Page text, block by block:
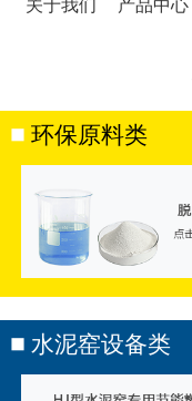
环保原料类
水泥窑设备类